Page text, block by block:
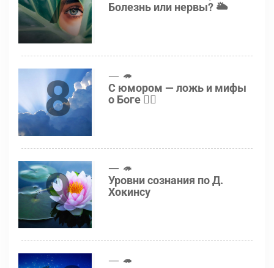
Болезнь или нервы? 🌥
8 🦔
С юмором — ложь и мифы
о Боге 👍🏻
9 🦔
Уровни сознания по Д.
Хокинсу
🦔